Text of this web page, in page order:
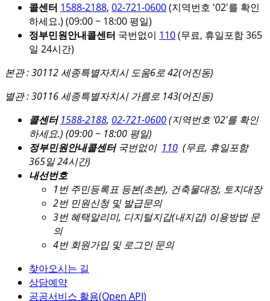
콜센터 1588-2188, 02-721-0600(지역번호 '02'를 확인
하세요.) (09:00 ~ 18:00 평일)
정부민원안내콜센터 국번없이 110(무료, 휴일포함 365
일 24시간)
본관 : 30112 세종특별자치시 도움6로 42(어진동)
별관 : 30116 세종특별자치시 가름로 143(어진동)
콜센터 1588-2188, 02-721-0600(지역번호 '02'를 확인
하세요.) (09:00 ~ 18:00 평일)
정부민원안내콜센터국번없이 110 (무료, 휴일포함
365일 24시간)
내선번호
1번 주민등록표 등본(초본), 건축물대장, 토지대장
2번 민원신청 및 발급문의
3번 혜택알리미, 디지털지갑(내지갑) 이용방법 문
의
4번 회원가입 및 로그인 문의
찾아오시는 길
상담예약
공공서비스 활용(Open API)